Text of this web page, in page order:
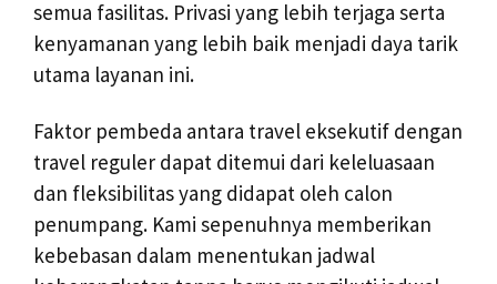
semua fasilitas. Privasi yang lebih terjaga serta
kenyamanan yang lebih baik menjadi daya tarik
utama layanan ini.
Faktor pembeda antara travel eksekutif dengan
travel reguler dapat ditemui dari keleluasaan
dan fleksibilitas yang didapat oleh calon
penumpang. Kami sepenuhnya memberikan
kebebasan dalam menentukan jadwal